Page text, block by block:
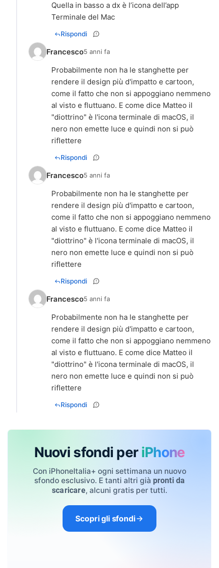
Quella in basso a dx è l’icona dell’app
Terminale del Mac
Rispondi
Francesco5 anni fa
Probabilmente non ha le stanghette per
rendere il design più d'impatto e cartoon,
come il fatto che non si appoggiano nemmeno
al visto e fluttuano. E come dice Matteo il
"diottrino" è l'icona terminale di macOS, il
nero non emette luce e quindi non si può
riflettere
Rispondi
Francesco5 anni fa
Probabilmente non ha le stanghette per
rendere il design più d'impatto e cartoon,
come il fatto che non si appoggiano nemmeno
al visto e fluttuano. E come dice Matteo il
"diottrino" è l'icona terminale di macOS, il
nero non emette luce e quindi non si può
riflettere
Rispondi
Francesco5 anni fa
Probabilmente non ha le stanghette per
rendere il design più d'impatto e cartoon,
come il fatto che non si appoggiano nemmeno
al visto e fluttuano. E come dice Matteo il
"diottrino" è l'icona terminale di macOS, il
nero non emette luce e quindi non si può
riflettere
Rispondi
Nuovi sfondi per iPhone
Con iPhoneItalia+ ogni settimana un nuovo
sfondo esclusivo. E tanti altri già pronti da
scaricare, alcuni gratis per tutti.
Scopri gli sfondi